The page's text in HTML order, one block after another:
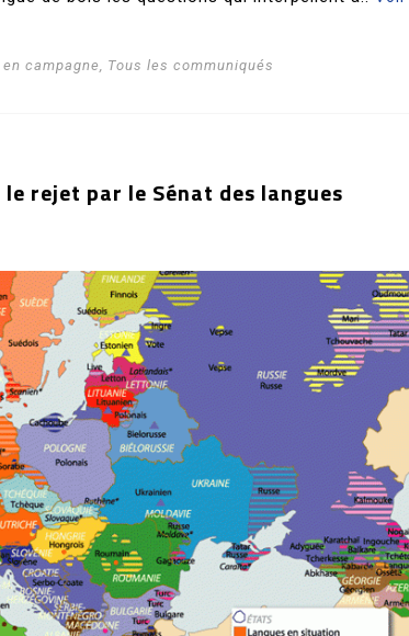
campagne, Tous les communiqués
rejet par le Sénat des langues